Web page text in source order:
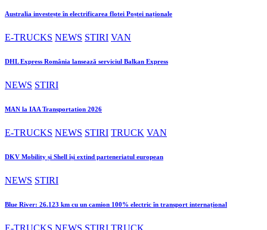
Australia investește în electrificarea flotei Poștei naționale
E-TRUCKS NEWS STIRI VAN
DHL Express România lansează serviciul Balkan Express
NEWS STIRI
MAN la IAA Transportation 2026
E-TRUCKS NEWS STIRI TRUCK VAN
DKV Mobility și Shell își extind parteneriatul european
NEWS STIRI
Blue River: 26.123 km cu un camion 100% electric în transport internațional
E-TRUCKS NEWS STIRI TRUCK